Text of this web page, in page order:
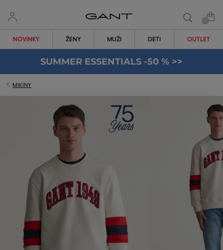
NOVINKY ŽENY MUŽI DETI OUTLET
SUMMER ESSENTIALS -50 % >>
MIKINY